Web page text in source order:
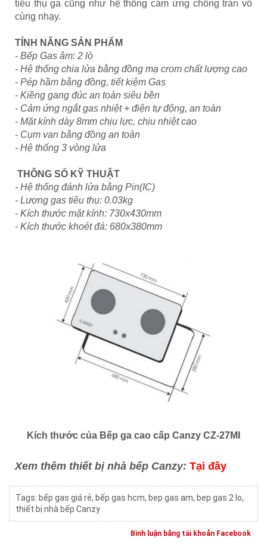
tiêu thụ ga cũng như hệ thống cảm ứng chống tràn vô
cùng nhạy.
TÍNH NĂNG SẢN PHẨM
- Bếp Gas âm: 2 lò
- Hệ thống chia lửa bằng đồng mạ crom chất lượng cao
- Pép hầm bằng đồng, tiết kiệm Gas
- Kiềng gang đúc an toàn siêu bền
- Cảm ứng ngắt gas nhiệt + điện tự động, an toàn
- Mặt kính dày 8mm chịu lực, chịu nhiệt cao
- Cụm van bằng đồng an toàn
- Hệ thống 3 vòng lửa
THÔNG SỐ KỸ THUẬT
- Hệ thống đánh lửa bằng Pin(IC)
- Lượng gas tiêu thụ: 0.03kg
- Kích thước mặt kính: 730x430mm
- Kích thước khoét đá: 680x380mm
Kích thước của Bếp ga cao cấp Canzy CZ-27MI
Xem thêm thiết bị nhà bếp Canzy: Tại đây
Tags: bếp gas giá rẻ, bếp gas hcm, bep gas am, bep gas 2 lo,
thiết bị nhà bếp Canzy
Bình luận bằng tài khoản Facebook